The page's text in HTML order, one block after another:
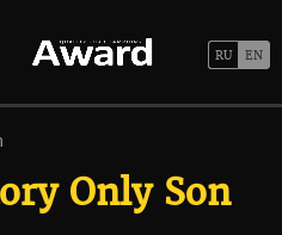
Only Son